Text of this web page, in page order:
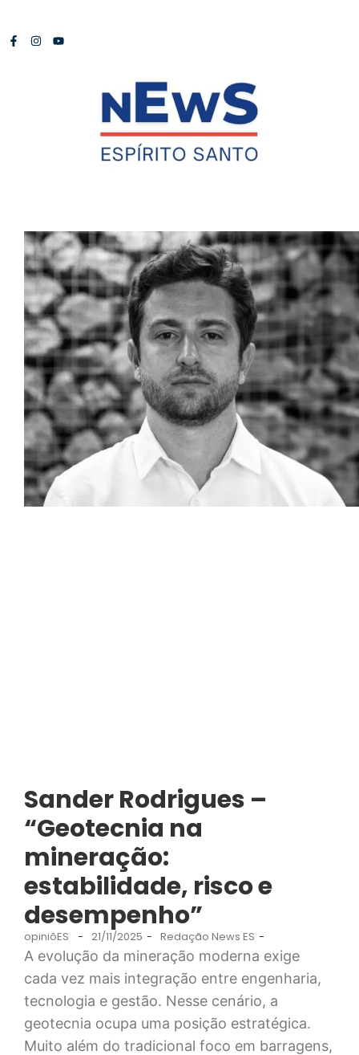
Sander Rodrigues –
“Geotecnia na
mineração:
estabilidade, risco e
desempenho”
opiniõES - 21/11/2025 - Redação News ES -
A evolução da mineração moderna exige
cada vez mais integração entre engenharia,
tecnologia e gestão. Nesse cenário, a
geotecnia ocupa uma posição estratégica.
Muito além do tradicional foco em barragens,